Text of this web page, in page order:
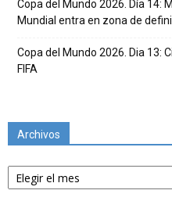
Copa del Mundo 2026. Día 14:
Mundial entra en zona de
Copa del Mundo 2026. Dia 13:
FIFA
Archivos
Archivos